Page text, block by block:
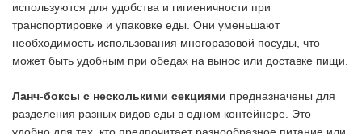
используются для удобства и гигиеничности при
транспортировке и упаковке еды. Они уменьшают
необходимость использования многоразовой посуды, что
может быть удобным при обедах на вынос или доставке пищи.
Ланч-боксы с несколькими секциями предназначены для
разделения разных видов еды в одном контейнере. Это